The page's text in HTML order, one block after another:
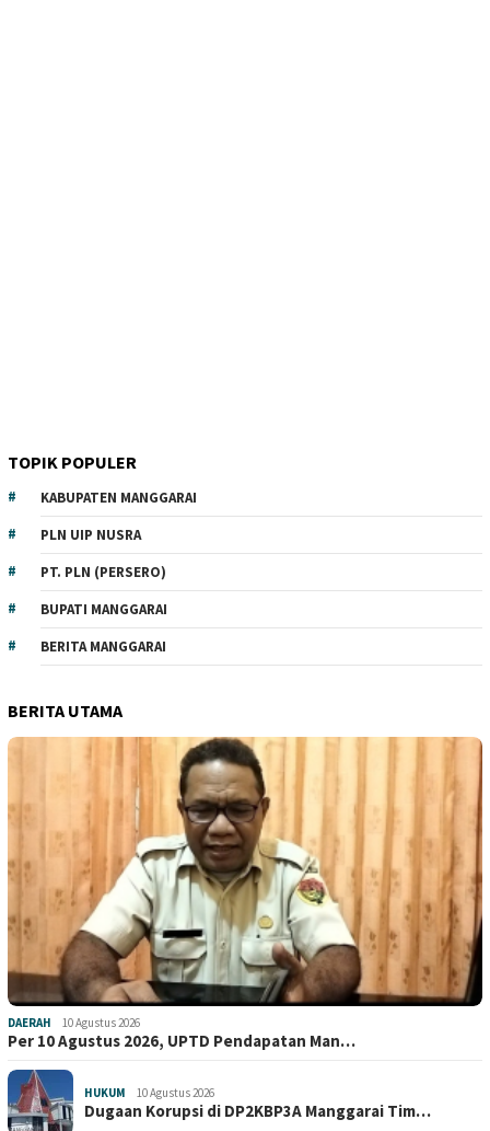
TOPIK POPULER
KABUPATEN MANGGARAI
PLN UIP NUSRA
PT. PLN (PERSERO)
BUPATI MANGGARAI
BERITA MANGGARAI
BERITA UTAMA
DAERAH 10 Agustus 2026
Per 10 Agustus 2026, UPTD Pendapatan Man…
HUKUM 10 Agustus 2026
Dugaan Korupsi di DP2KBP3A Manggarai Tim…